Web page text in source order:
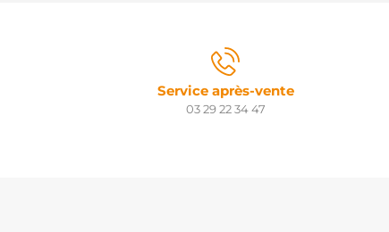
Service après-vente
03 29 22 34 47